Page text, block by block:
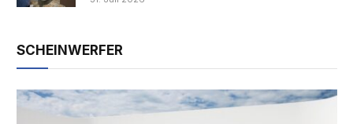
SCHEINWERFER